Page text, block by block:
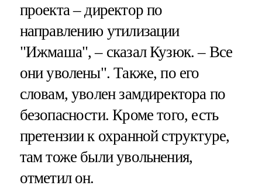
проекта – директор по
направлению утилизации
"Ижмаша", – сказал Кузюк. – Все
они уволены". Также, по его
словам, уволен замдиректора по
безопасности. Кроме того, есть
претензии к охранной структуре,
там тоже были увольнения,
отметил он.